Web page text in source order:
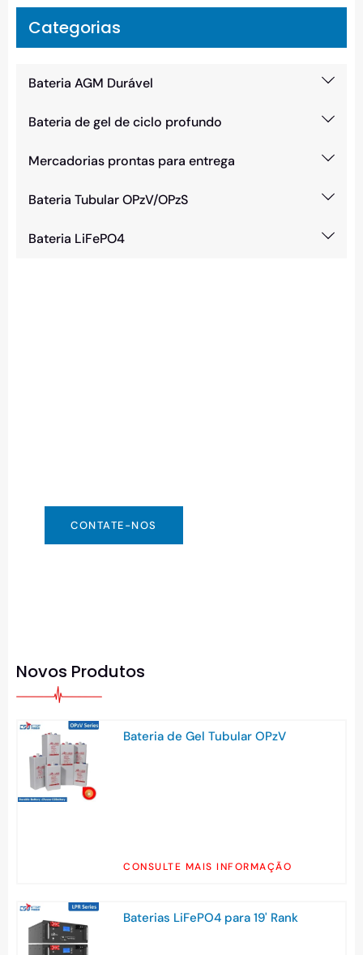
Categorias
Bateria AGM Durável
Bateria de gel de ciclo profundo
Mercadorias prontas para entrega
Bateria Tubular OPzV/OPzS
Bateria LiFePO4
CONTATE-NOS
Novos Produtos
Bateria de Gel Tubular OPzV
CONSULTE MAIS INFORMAÇÃO
Baterias LiFePO4 para 19' Rank